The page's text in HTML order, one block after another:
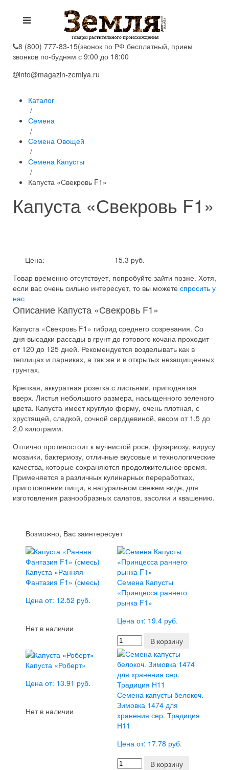
8 (800) 777-83-15(звонок по РФ бесплатный, прием
звонков по-будням с 9:00 до 18:00
info@magazin-zemlya.ru
Каталог
/
Семена
/
Семена Овощей
/
Семена Капусты
/
Капуста «Свекровь F1»
Капуста «Свекровь F1»
Цена:
15.3 руб.
Товар временно отсутствует, попробуйте зайти позже. Хотя,
если вас очень сильно интересует, то вы можете спросить у
нас
Описание Капуста «Свекровь F1»
Капуста «Свекровь F1» гибрид среднего созревания. Со
дня высадки рассады в грунт до готового кочана проходит
от 120 до 125 дней. Рекомендуется возделывать как в
теплицах и парниках, а так же и в открытых незащищенных
грунтах.
Крепкая, аккуратная розетка с листьями, приподнятая
вверх. Листья небольшого размера, насыщенного зеленого
цвета. Капуста имеет круглую форму, очень плотная, с
хрустящей, сладкой, сочной сердцевиной, весом от 1,5 до
2,0 килограмм.
Отлично противостоит к мучнистой росе, фузариозу, вирусу
мозаики, бактериозу, отличные вкусовые и технологические
качества, которые сохраняются продолжительное время.
Применяется в различных кулинарных переработках,
приготовлении пищи, в натуральном свежем виде, для
изготовления разнообразных салатов, засолки и квашению.
Возможно, Вас заинтересует
Капуста «Ранняя
Фантазия F1» (смесь)
Цена от: 12.52 руб.
Нет в наличии
Семена Капусты
«Принцесса раннего
рынка F1»
Цена от: 19.4 руб.
В корзину
Капуста «Роберт»
Цена от: 13.91 руб.
Нет в наличии
Семена капусты белокоч.
Зимовка 1474 для
хранения сер. Традиция
Н11
Цена от: 17.78 руб.
В корзину